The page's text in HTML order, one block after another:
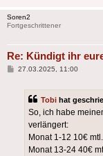
Soren2
Fortgeschrittener
Re: Kündigt ihr
Beitrag
27.03.2025, 11:00
Tobi hat
So, ich habe
verlängert:
Monat 1-12 10€ mtl.
Monat 13-24 40€